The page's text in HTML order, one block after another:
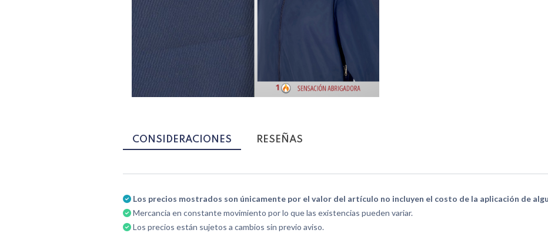
CONSIDERACIONES RESEÑAS
Los precios mostrados son únicamente por el valor del artículo no incluyen el costo de la aplicación de
Mercancia en constante movimiento por lo que las existencias pueden variar.
Los precios están sujetos a cambios sin previo aviso.